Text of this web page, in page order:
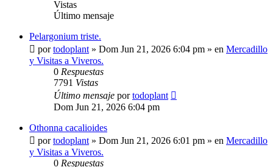
Vistas
Último mensaje
Pelargonium triste.
portodoplant » Dom Jun 21, 2026 6:04 pm » en Mercadillo
y Visitas a Viveros.
0 Respuestas
7791 Vistas
Último mensaje portodoplant
Dom Jun 21, 2026 6:04 pm
Othonna cacalioides
portodoplant » Dom Jun 21, 2026 6:01 pm » en Mercadillo
y Visitas a Viveros.
0 Respuestas